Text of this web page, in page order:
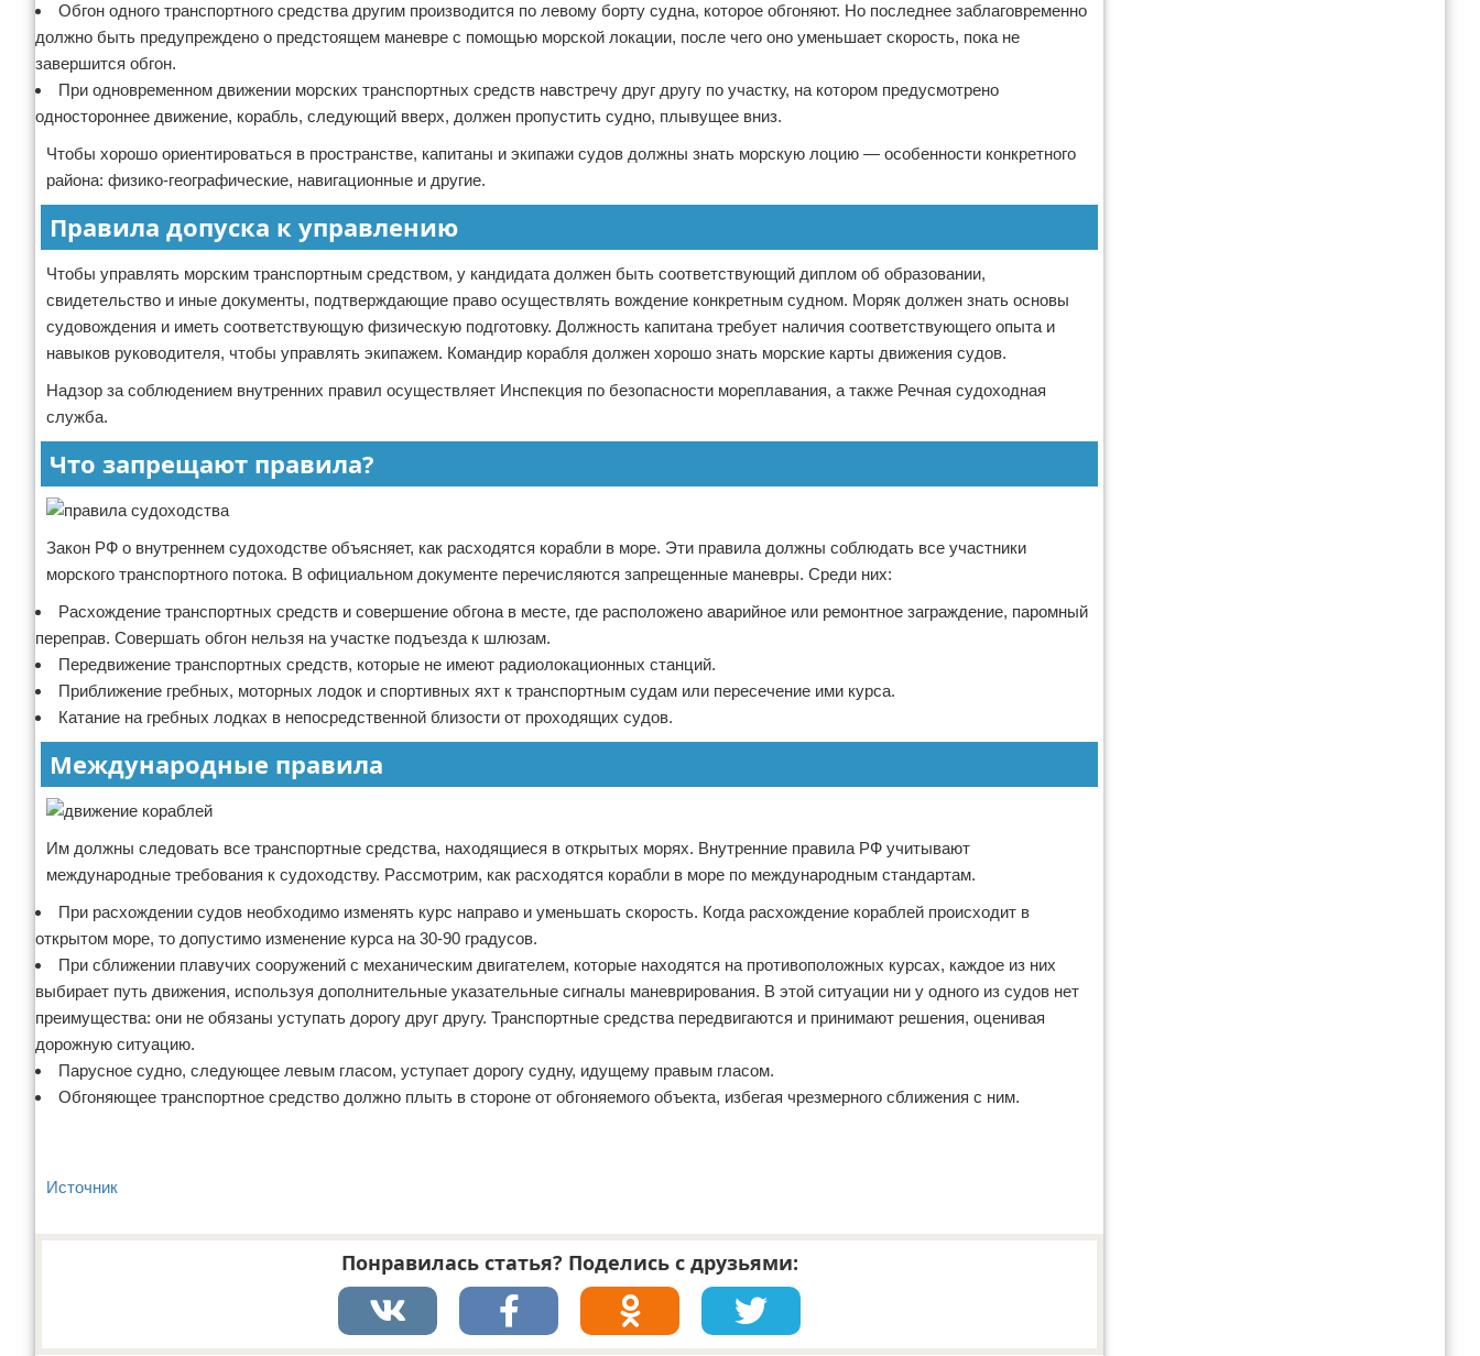
Обгон одного транспортного средства другим производится по левому борту судна, которое обгоняют. Но последнее заблаговременно
должно быть предупреждено о предстоящем маневре с помощью морской локации, после чего оно уменьшает скорость, пока не
завершится обгон.
При одновременном движении морских транспортных средств навстречу друг другу по участку, на котором предусмотрено
одностороннее движение, корабль, следующий вверх, должен пропустить судно, плывущее вниз.
Чтобы хорошо ориентироваться в пространстве, капитаны и экипажи судов должны знать морскую лоцию — особенности конкретного
района: физико-географические, навигационные и другие.
Правила допуска к управлению
Чтобы управлять морским транспортным средством, у кандидата должен быть соответствующий диплом об образовании,
свидетельство и иные документы, подтверждающие право осуществлять вождение конкретным судном. Моряк должен знать основы
судовождения и иметь соответствующую физическую подготовку. Должность капитана требует наличия соответствующего опыта и
навыков руководителя, чтобы управлять экипажем. Командир корабля должен хорошо знать морские карты движения судов.
Надзор за соблюдением внутренних правил осуществляет Инспекция по безопасности мореплавания, а также Речная судоходная
служба.
Что запрещают правила?
Закон РФ о внутреннем судоходстве объясняет, как расходятся корабли в море. Эти правила должны соблюдать все участники
морского транспортного потока. В официальном документе перечисляются запрещенные маневры. Среди них:
Расхождение транспортных средств и совершение обгона в месте, где расположено аварийное или ремонтное заграждение, паромный
переправ. Совершать обгон нельзя на участке подъезда к шлюзам.
Передвижение транспортных средств, которые не имеют радиолокационных станций.
Приближение гребных, моторных лодок и спортивных яхт к транспортным судам или пересечение ими курса.
Катание на гребных лодках в непосредственной близости от проходящих судов.
Международные правила
Им должны следовать все транспортные средства, находящиеся в открытых морях. Внутренние правила РФ учитывают
международные требования к судоходству. Рассмотрим, как расходятся корабли в море по международным стандартам.
При расхождении судов необходимо изменять курс направо и уменьшать скорость. Когда расхождение кораблей происходит в
открытом море, то допустимо изменение курса на 30-90 градусов.
При сближении плавучих сооружений с механическим двигателем, которые находятся на противоположных курсах, каждое из них
выбирает путь движения, используя дополнительные указательные сигналы маневрирования. В этой ситуации ни у одного из судов нет
преимущества: они не обязаны уступать дорогу друг другу. Транспортные средства передвигаются и принимают решения, оценивая
дорожную ситуацию.
Парусное судно, следующее левым гласом, уступает дорогу судну, идущему правым гласом.
Обгоняющее транспортное средство должно плыть в стороне от обгоняемого объекта, избегая чрезмерного сближения с ним.
Источник
Понравилась статья? Поделись с друзьями: